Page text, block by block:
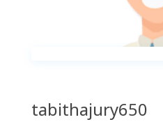
tabithajury650